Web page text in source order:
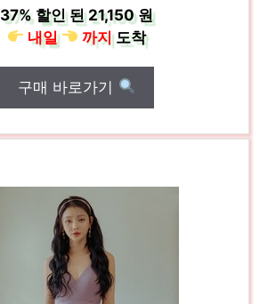
37% 할인 된21,150 원
내일
까지도착
구매 바로가기